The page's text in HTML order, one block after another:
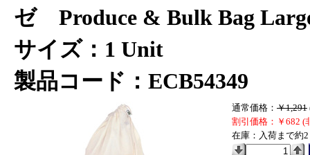
ゼ Produce & Bulk Bag
サイズ：1 Unit
製品コード：ECB54349
通常価格： ￥1,291
割引価格：￥682 (
在庫：入荷まで約